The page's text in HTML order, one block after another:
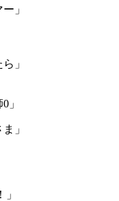
」
」
」
」